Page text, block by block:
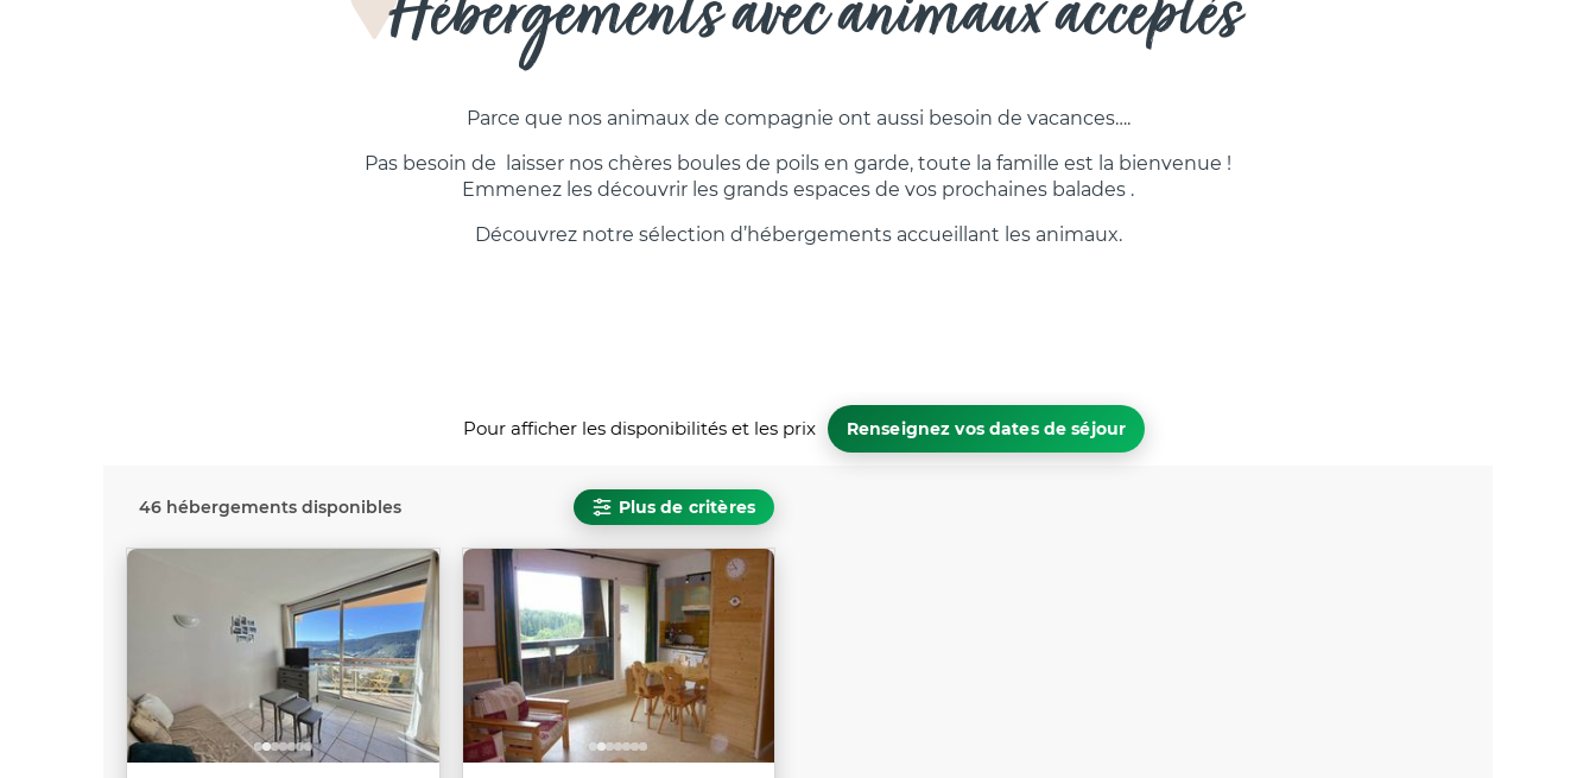
Parce que nos animaux de compagnie ont aussi besoin de vacances….
Pas besoin de laisser nos chères boules de poils en garde, toute la famille est la bienvenue !
Emmenez les découvrir les grands espaces de vos prochaines balades .
Découvrez notre sélection d’hébergements accueillant les animaux.
Pour afficher les disponibilités et les prix Renseignez vos dates de séjour
46 hébergements disponibles Plus de critères